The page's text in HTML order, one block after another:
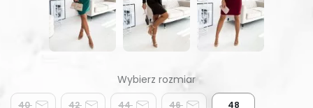
40 42 44 46 48